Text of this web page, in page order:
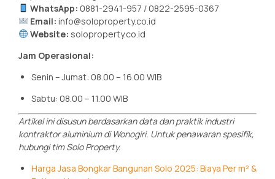
WhatsApp: 0881-2941-957 / 0822-2595-0367
Email: info@soloproperty.co.id
Website: soloproperty.co.id
Jam Operasional:
Senin – Jumat: 08.00 – 16.00 WIB
Sabtu: 08.00 – 11.00 WIB
Artikel ini disusun berdasarkan data dan praktik industri
kontraktor aluminium di Wonogiri. Untuk penawaran spesifik,
hubungi tim Solo Property.
Harga Jasa Bongkar Bangunan Solo 2025: Biaya Per m² &